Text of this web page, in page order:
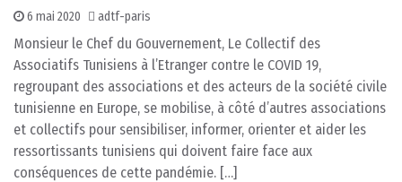
6 mai 2020 adtf-paris
Monsieur le Chef du Gouvernement, Le Collectif des
Associatifs Tunisiens à l’Etranger contre le COVID 19,
regroupant des associations et des acteurs de la société civile
tunisienne en Europe, se mobilise, à côté d’autres associations
et collectifs pour sensibiliser, informer, orienter et aider les
ressortissants tunisiens qui doivent faire face aux
conséquences de cette pandémie. […]